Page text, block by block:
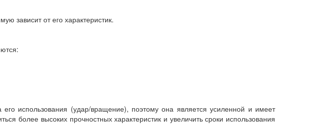
зависит от его характеристик.
его использования (удар/вращение), поэтому она является усиленной и имеет
более высоких прочностных характеристик и увеличить сроки использования